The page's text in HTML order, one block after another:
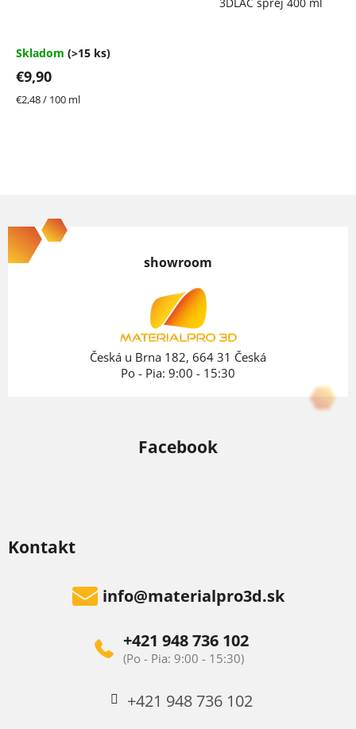
4,7
5
hviezdičiek.
Skladom (>15 ks)
€9,90
Jednotková
€2,48 / 100 ml
á
p
Kontakt
info@materialpro3d.sk
+421 948 736 102
+421 948 736 102
showroom
Česká u Brna 182, 664 31 Česká
Po - Pia: 9:00 - 15:30
Facebook